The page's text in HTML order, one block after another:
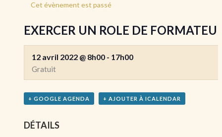
Cet évènement est passé
EXERCER UN ROLE DE
12 avril 2022 @ 8h00 - 17h00
Gratuit
+ GOOGLE AGENDA + AJOUTER À ICALENDAR
DÉTAILS